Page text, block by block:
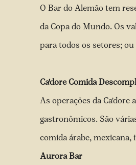
O Bar do Alemão tem
da Copa do Mundo. Os
para todos os setores;
Ca'dore Comida
As operações da Ca'dore
gastronômicos. São
comida árabe,
Aurora Bar